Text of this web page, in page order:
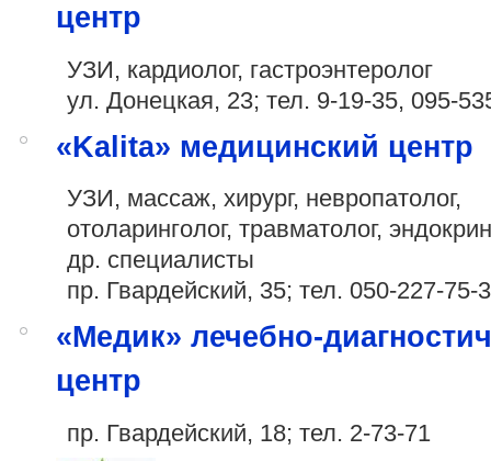
центр
УЗИ, кардиолог, гастроэнтеролог
ул. Донецкая, 23; тел. 9-19-35, 095-
«Kalita» медицинский центр
УЗИ, массаж, хирург, невропатолог,
отоларинголог, травматолог,
др. специалисты
пр. Гвардейский, 35; тел. 050-227-75-
«Медик» лечебно-
центр
пр. Гвардейский, 18; тел. 2-73-71